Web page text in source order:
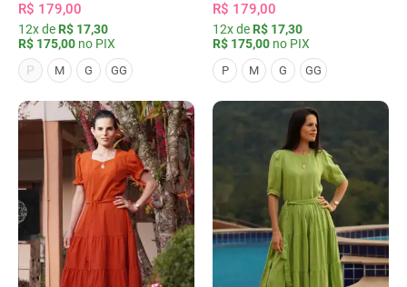
R$ 179,00
12x de R$ 17,30
R$ 175,00 no PIX
P
M G GG
R$ 179,00
12x de R$ 17,30
R$ 175,00 no PIX
P M G GG